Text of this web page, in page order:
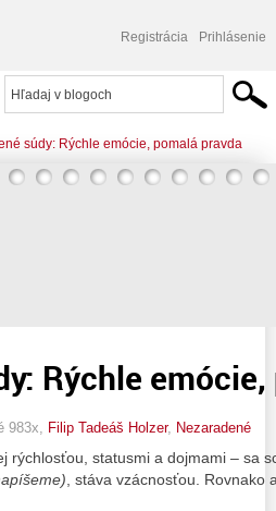
Registrácia Prihlásenie
súdy: Rýchle emócie, pomalá pravda
Rýchle
983x, Filip Tadeáš Holzer, Nezaradené
rýchlosťou, statusmi a dojmami – sa
, stáva vzácnosťou.